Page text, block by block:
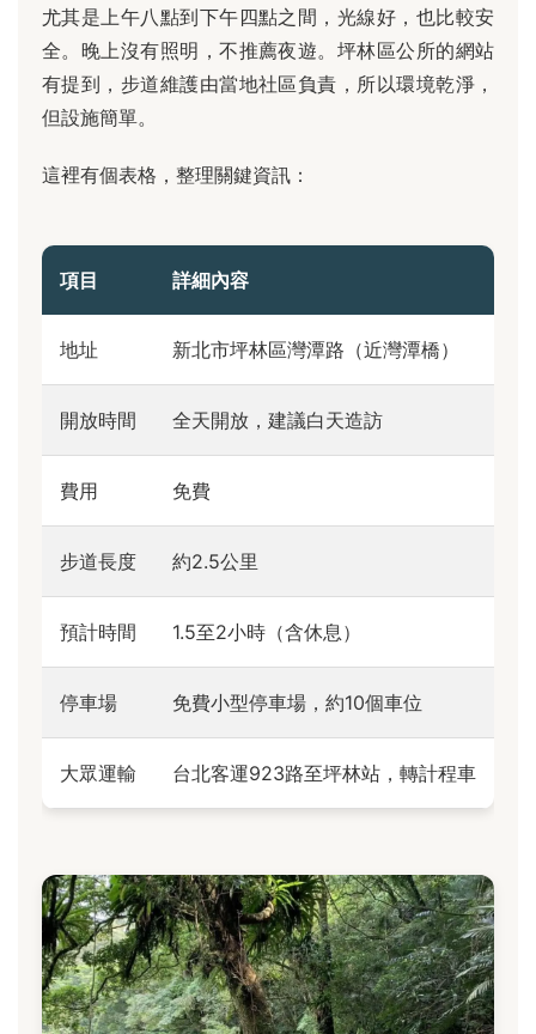
尤其是上午八點到下午四點之間，光線好，也比較安
全。晚上沒有照明，不推薦夜遊。坪林區公所的網站
有提到，步道維護由當地社區負責，所以環境乾淨，
但設施簡單。
這裡有個表格，整理關鍵資訊：
項目 詳細內容
地址 新北市坪林區灣潭路（近灣潭橋）
開放時間 全天開放，建議白天造訪
費用 免費
步道長度 約2.5公里
預計時間 1.5至2小時（含休息）
停車場 免費小型停車場，約10個車位
大眾運輸 台北客運923路至坪林站，轉計程車